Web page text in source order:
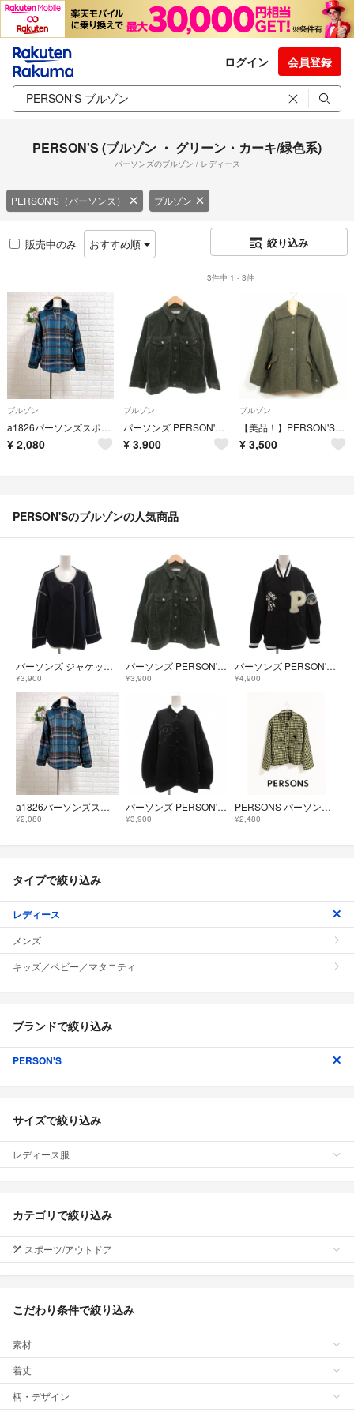
ログイン 会員登録
PERSON'S (ブルゾン ・ グリーン・カーキ/緑色系)
パーソンズのブルゾン / レディース
PERSON'S（パーソンズ） ブルゾン
販売中のみ おすすめ順 絞り込み
3件中 1 - 3件
ブルゾン
a1826パーソンズスポーツ チェック柄 フーデット ジャンパー L グリーン系
¥ 2,080
ブルゾン
パーソンズ PERSON'S コーデュロイジャケット ブルゾン M カーキ
¥ 3,900
ブルゾン
【美品！】PERSON'S パーソンズ★大きいサイズ３L ボアジャケット ダークグリーン系 z10341
¥ 3,500
PERSON'Sのブルゾンの人気商品
パーソンズ ジャケット ブルゾン ノーカラー ダブル パイピング M 紺
¥3,900
パーソンズ PERSON'S コーデュロイジャケット ブルゾン M カーキ
¥3,900
パーソンズ PERSON'S ブルゾンジャケット スタジャン P LL 黒
¥4,900
a1826パーソンズスポーツ チェック柄 フーデット ジャンパー L グリーン系
¥2,080
パーソンズ PERSON'S ブルゾンジャケット ブルゾン Pロゴ 3L 黒
¥3,900
PERSONS パーソンズ チェックジャケット フリルジャケット S 美品
¥2,480
タイプで絞り込み
レディース
メンズ
キッズ／ベビー／マタニティ
ブランドで絞り込み
PERSON'S
サイズで絞り込み
レディース服
カテゴリで絞り込み
スポーツ/アウトドア
こだわり条件で絞り込み
素材
着丈
柄・デザイン